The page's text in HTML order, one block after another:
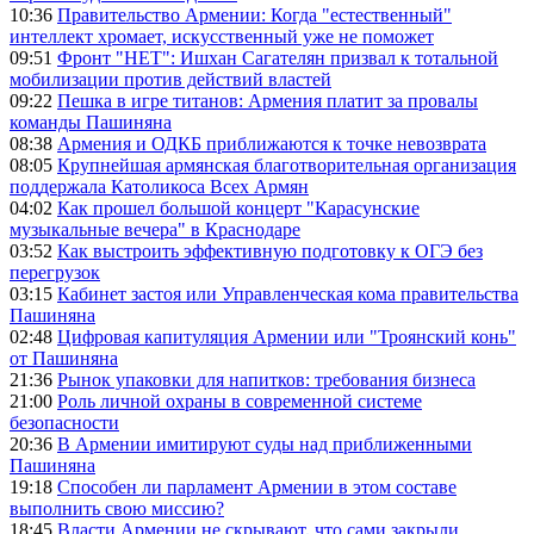
10:36 Правительство Армении: Когда "естественный"
интеллект хромает, искусственный уже не поможет
09:51 Фронт "НЕТ": Ишхан Сагателян призвал к тотальной
мобилизации против действий властей
09:22 Пешка в игре титанов: Армения платит за провалы
команды Пашиняна
08:38 Армения и ОДКБ приближаются к точке невозврата
08:05 Крупнейшая армянская благотворительная организация
поддержала Католикоса Всех Армян
04:02 Как прошел большой концерт "Карасунские
музыкальные вечера" в Краснодаре
03:52 Как выстроить эффективную подготовку к ОГЭ без
перегрузок
03:15 Кабинет застоя или Управленческая кома правительства
Пашиняна
02:48 Цифровая капитуляция Армении или "Троянский конь"
от Пашиняна
21:36 Рынок упаковки для напитков: требования бизнеса
21:00 Роль личной охраны в современной системе
безопасности
20:36 В Армении имитируют суды над приближенными
Пашиняна
19:18 Способен ли парламент Армении в этом составе
выполнить свою миссию?
18:45 Власти Армении не скрывают, что сами закрыли